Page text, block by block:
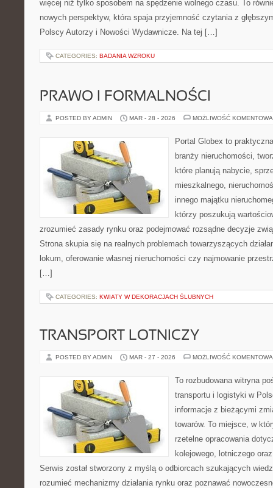
więcej niż tylko sposobem na spędzenie wolnego czasu. To
nowych perspektyw, która spaja przyjemność czytania z
Polscy Autorzy i Nowości Wydawnicze. Na tej […]
CATEGORIES: BADANIA WZROKU
PRAWO I FORMALNOŚCI
POSTED BY ADMIN MAR - 28 - 2026 MOŻLIWOŚĆ
Portal Globex to
branży nieruchomości,
które planują nabycie,
mieszkalnego,
innego majątku
którzy poszukują
zrozumieć zasady rynku oraz podejmować rozsądne decyzje
Strona skupia się na realnych problemach towarzyszących
lokum, oferowanie własnej nieruchomości czy najmowanie
[…]
CATEGORIES: KWIATY W DEKORACJACH ŚLUBNYCH
TRANSPORT LOTNICZY
POSTED BY ADMIN MAR - 27 - 2026 MOŻLIWOŚĆ
To rozbudowana witryna
transportu i logistyki w
informacje z bieżącymi
towarów. To miejsce, w
rzetelne opracowania
kolejowego, lotniczego
Serwis został stworzony z myślą o odbiorcach szukających
rozumieć mechanizmy działania rynku oraz poznawać